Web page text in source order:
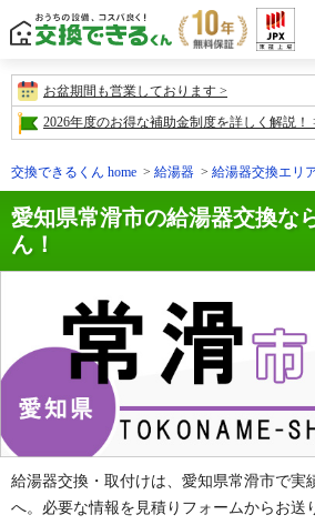
お盆期間も営業しております
2026年度のお得な補助金制度を詳しく解説！
交換できるくん home 給湯器 給湯器交換エリ
愛知県常滑市の給湯器交換な
ん！
給湯器交換・取付けは、愛知県常滑市で実
へ。必要な情報を見積りフォームからお送